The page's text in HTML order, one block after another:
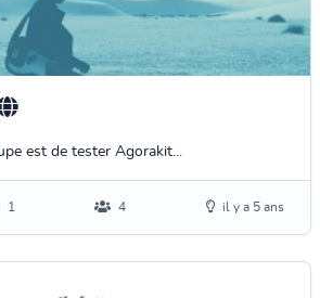
est de tester Agorakit...
1 4 il y a 5 ans